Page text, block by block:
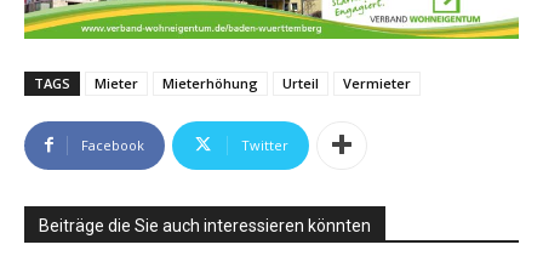
TAGS Mieter Mieterhöhung Urteil Vermieter
Facebook Twitter
Beiträge die Sie auch interessieren könnten